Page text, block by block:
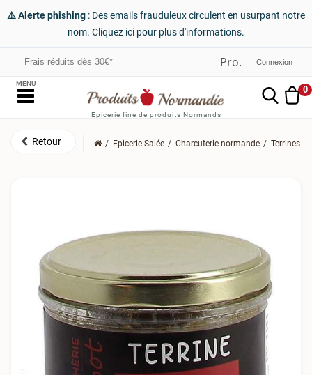
⚠️ Alerte phishing : Des emails frauduleux circulent en usurpant notre
nom. Cliquez ici pour plus d'informations.
Frais réduits dès 30€* Connexion
Epicerie fine de produits Normands
0
MENU
Epicerie Salée Charcuterie normande Terrines